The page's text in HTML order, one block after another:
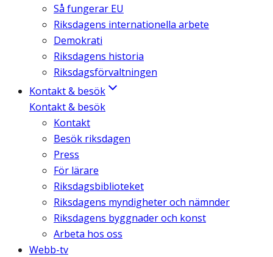
Så fungerar EU
Riksdagens internationella arbete
Demokrati
Riksdagens historia
Riksdagsförvaltningen
Kontakt & besök
Kontakt & besök
Kontakt
Besök riksdagen
Press
För lärare
Riksdagsbiblioteket
Riksdagens myndigheter och nämnder
Riksdagens byggnader och konst
Arbeta hos oss
Webb-tv